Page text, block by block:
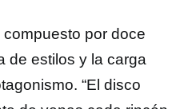
por doce
de estilos y la carga
“El disco